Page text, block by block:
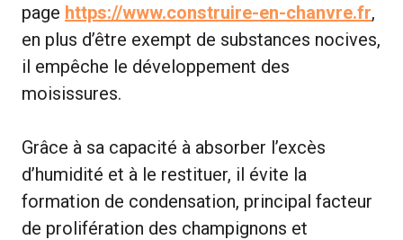
page https://www.construire-en-chanvre.fr,
en plus d’être exempt de substances nocives,
il empêche le développement des
moisissures.
Grâce à sa capacité à absorber l’excès
d’humidité et à le restituer, il évite la
formation de condensation, principal facteur
de prolifération des champignons et